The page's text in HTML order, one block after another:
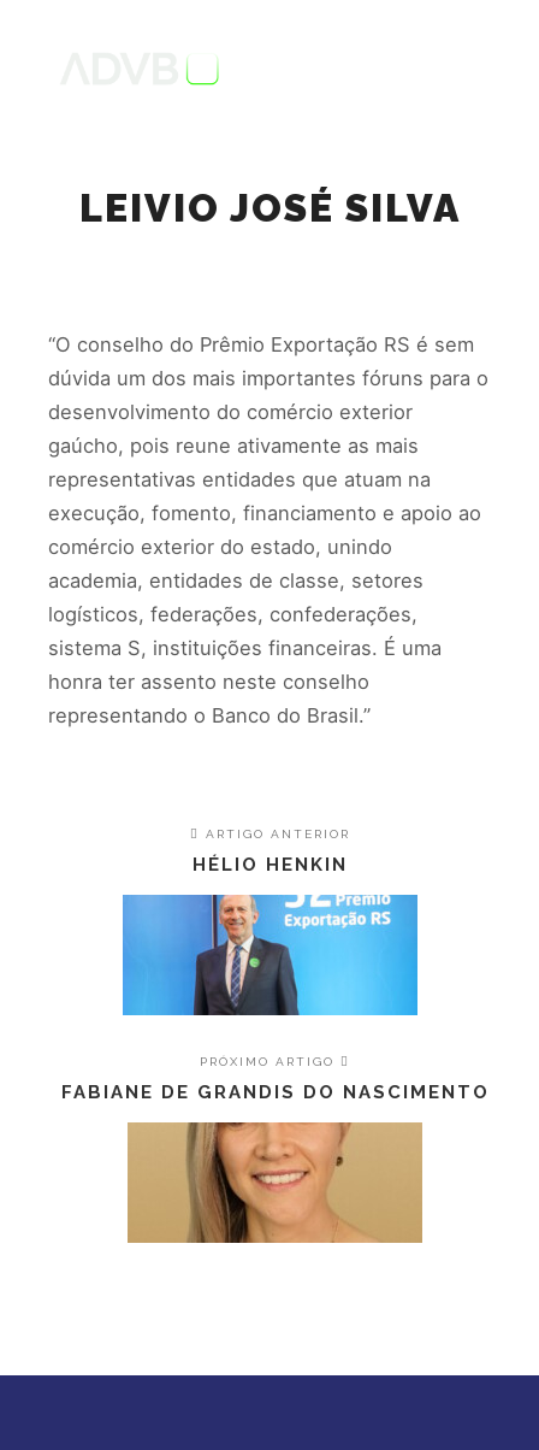
LEIVIO JOSÉ SILVA
“O conselho do Prêmio Exportação RS é sem
dúvida um dos mais importantes fóruns para o
desenvolvimento do comércio exterior
gaúcho, pois reune ativamente as mais
representativas entidades que atuam na
execução, fomento, financiamento e apoio ao
comércio exterior do estado, unindo
academia, entidades de classe, setores
logísticos, federações, confederações,
sistema S, instituições financeiras. É uma
honra ter assento neste conselho
representando o Banco do Brasil.”
ARTIGO ANTERIOR
HÉLIO HENKIN
PRÓXIMO ARTIGO
FABIANE DE GRANDIS DO NASCIMENTO